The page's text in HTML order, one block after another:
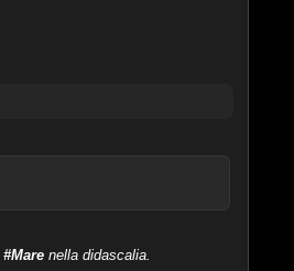
#Marenella didascalia.